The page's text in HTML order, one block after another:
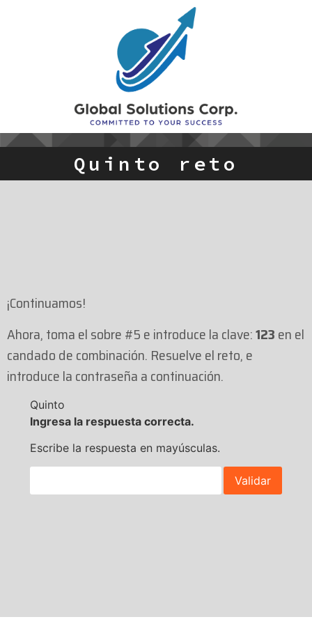
Quinto reto
¡Continuamos!
Ahora, toma el sobre #5 e introduce la clave:123en el
candado de combinación. Resuelve el reto, e
introduce la contraseña a continuación.
Quinto
Ingresa la respuesta correcta.
Escribe la respuesta en mayúsculas.